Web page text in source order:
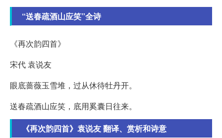
“送春疏酒山应笑”全诗
《再次韵四首》
宋代 袁说友
眼底蔷薇玉雪堆，过从休待牡丹开。
送春疏酒山应笑，底用奚囊日往来。
《再次韵四首》袁说友 翻译、赏析和诗意